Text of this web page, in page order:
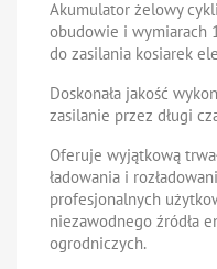
Akumulator żelowy
obudowie i wymiarach
do zasilania kosiarek
Doskonała jakość
zasilanie przez długi
Oferuje wyjątkową
ładowania i
profesjonalnych
niezawodnego źródła
ogrodniczych.